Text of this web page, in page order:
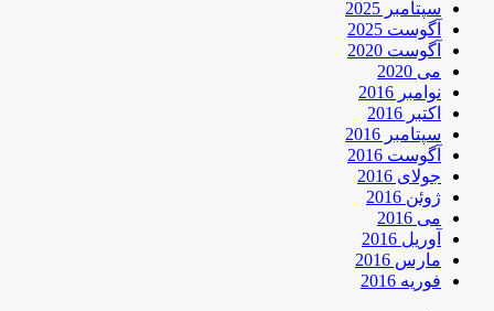
سپتامبر 2025
آگوست 2025
آگوست 2020
می 2020
نوامبر 2016
اکتبر 2016
سپتامبر 2016
آگوست 2016
جولای 2016
ژوئن 2016
می 2016
آوریل 2016
مارس 2016
فوریه 2016